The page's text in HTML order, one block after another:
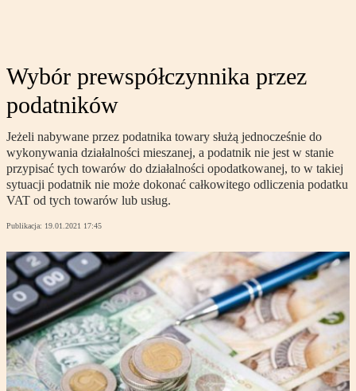
Wybór prewspółczynnika przez
podatników
Jeżeli nabywane przez podatnika towary służą jednocześnie do
wykonywania działalności mieszanej, a podatnik nie jest w stanie
przypisać tych towarów do działalności opodatkowanej, to w takiej
sytuacji podatnik nie może dokonać całkowitego odliczenia podatku
VAT od tych towarów lub usług.
Publikacja: 19.01.2021 17:45